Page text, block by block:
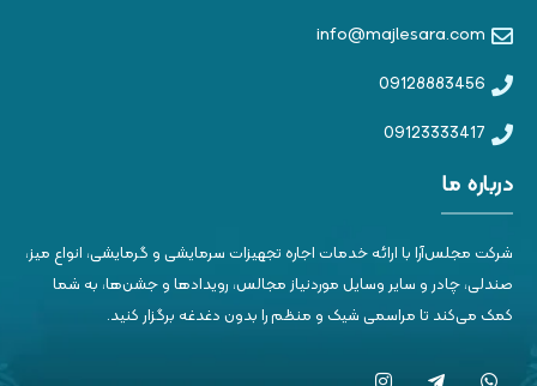
info@majlesara.com
09128883456
09123333417
درباره ما
شرکت مجلس‌آرا با ارائه خدمات اجاره تجهیزات سرمایشی و گرمایشی، انواع میز،
صندلی، چادر و سایر وسایل موردنیاز مجالس، رویدادها و جشن‌ها، به شما
کمک می‌کند تا مراسمی شیک و منظم را بدون دغدغه برگزار کنید.